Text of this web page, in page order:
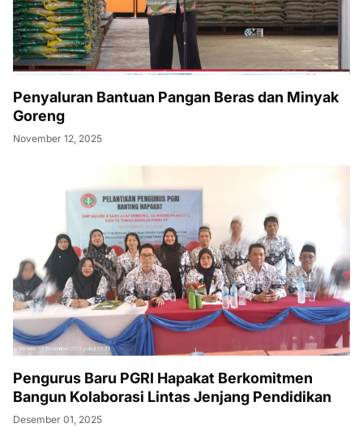
Penyaluran Bantuan Pangan Beras dan Minyak
Goreng
November 12, 2025
Pengurus Baru PGRI Hapakat Berkomitmen
Bangun Kolaborasi Lintas Jenjang Pendidikan
Desember 01, 2025